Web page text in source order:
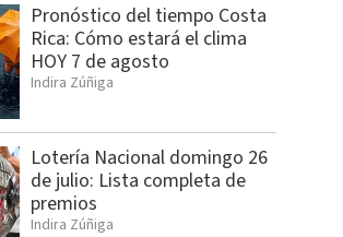
Pronóstico del tiempo Costa
Rica: Cómo estará el clima
HOY 7 de agosto
Indira Zúñiga
Lotería Nacional domingo 26
de julio: Lista completa de
premios
Indira Zúñiga